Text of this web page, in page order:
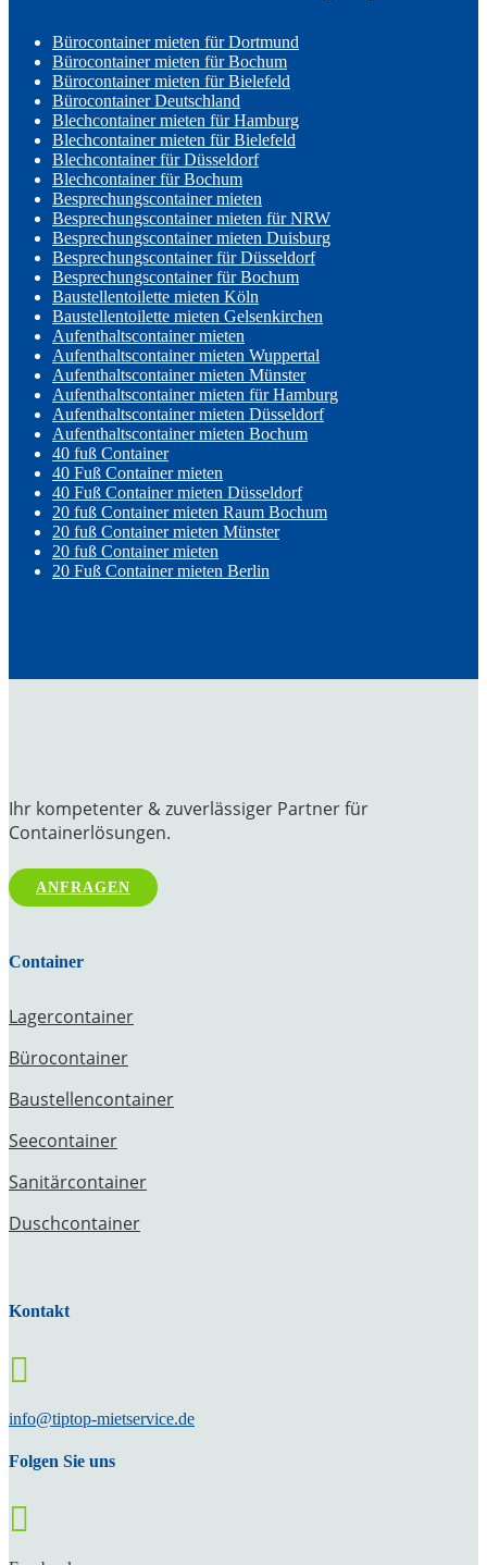
Bürocontainer mieten für Dortmund
Bürocontainer mieten für Bochum
Bürocontainer mieten für Bielefeld
Bürocontainer Deutschland
Blechcontainer mieten für Hamburg
Blechcontainer mieten für Bielefeld
Blechcontainer für Düsseldorf
Blechcontainer für Bochum
Besprechungscontainer mieten
Besprechungscontainer mieten für NRW
Besprechungscontainer mieten Duisburg
Besprechungscontainer für Düsseldorf
Besprechungscontainer für Bochum
Baustellentoilette mieten Köln
Baustellentoilette mieten Gelsenkirchen
Aufenthaltscontainer mieten
Aufenthaltscontainer mieten Wuppertal
Aufenthaltscontainer mieten Münster
Aufenthaltscontainer mieten für Hamburg
Aufenthaltscontainer mieten Düsseldorf
Aufenthaltscontainer mieten Bochum
40 fuß Container
40 Fuß Container mieten
40 Fuß Container mieten Düsseldorf
20 fuß Container mieten Raum Bochum
20 fuß Container mieten Münster
20 fuß Container mieten
20 Fuß Container mieten Berlin
Ihr kompetenter & zuverlässiger Partner für
Containerlösungen.
ANFRAGEN
Container
Lagercontainer
Bürocontainer
Baustellencontainer
Seecontainer
Sanitärcontainer
Duschcontainer
Kontakt

info@tiptop-mietservice.de
Folgen Sie uns
